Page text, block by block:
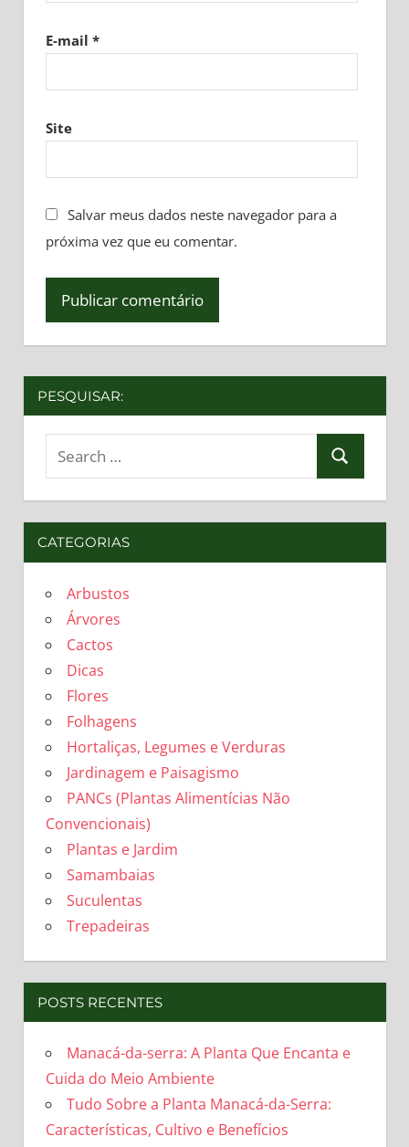
E-mail *
Site
Salvar meus dados neste navegador para a
próxima vez que eu comentar.
PESQUISAR:
Search
CATEGORIAS
Arbustos
Árvores
Cactos
Dicas
Flores
Folhagens
Hortaliças, Legumes e Verduras
Jardinagem e Paisagismo
PANCs (Plantas Alimentícias Não
Convencionais)
Plantas e Jardim
Samambaias
Suculentas
Trepadeiras
POSTS RECENTES
Manacá-da-serra: A Planta Que Encanta e
Cuida do Meio Ambiente
Tudo Sobre a Planta Manacá-da-Serra:
Características, Cultivo e Benefícios